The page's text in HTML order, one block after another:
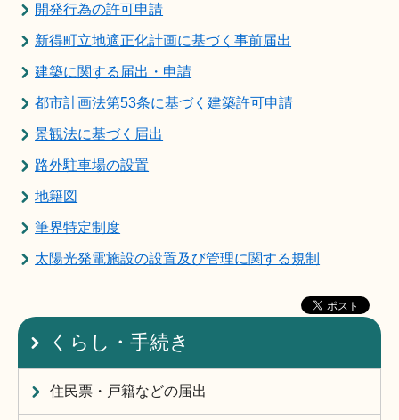
開発行為の許可申請
新得町立地適正化計画に基づく事前届出
建築に関する届出・申請
都市計画法第53条に基づく建築許可申請
景観法に基づく届出
路外駐車場の設置
地籍図
筆界特定制度
太陽光発電施設の設置及び管理に関する規制
くらし・手続き
住民票・戸籍などの届出